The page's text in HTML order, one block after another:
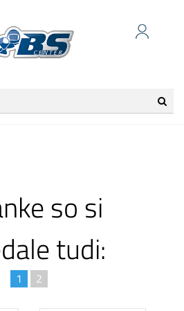
so si
tudi:
1 2